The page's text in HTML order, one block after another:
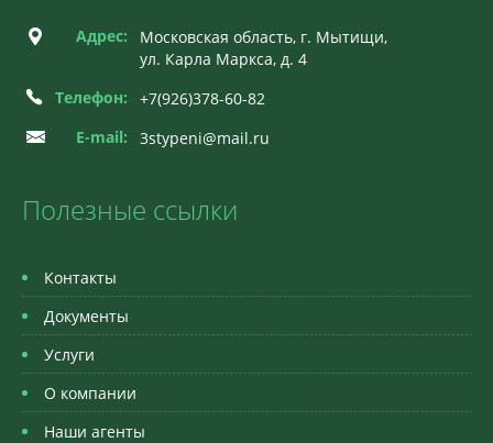
Адрес:
Московская область, г. Мытищи,
ул. Карла Маркса, д. 4
Телефон:
+7(926)378-60-82
E-mail:
3stypeni@mail.ru
Полезные ссылки
Контакты
Документы
Услуги
О компании
Наши агенты